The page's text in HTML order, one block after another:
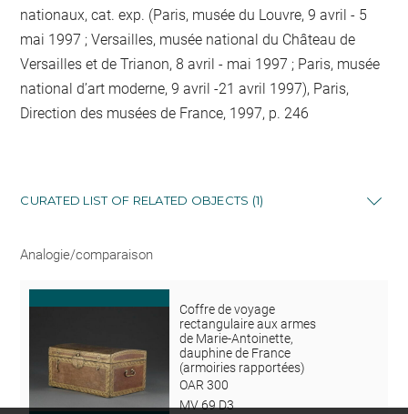
nationaux, cat. exp. (Paris, musée du Louvre, 9 avril - 5
mai 1997 ; Versailles, musée national du Château de
Versailles et de Trianon, 8 avril - mai 1997 ; Paris, musée
national d’art moderne, 9 avril -21 avril 1997), Paris,
Direction des musées de France, 1997, p. 246
CURATED LIST OF RELATED OBJECTS (1)
Analogie/comparaison
Coffre de voyage
rectangulaire aux armes
de Marie-Antoinette,
dauphine de France
(armoiries rapportées)
OAR 300
MV 69 D3